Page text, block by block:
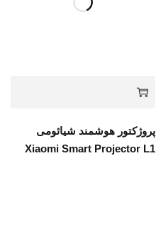
پروژکتور هوشمند شیائومی
Xiaomi Smart Projector L1